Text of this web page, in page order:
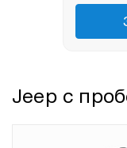
Jeep с